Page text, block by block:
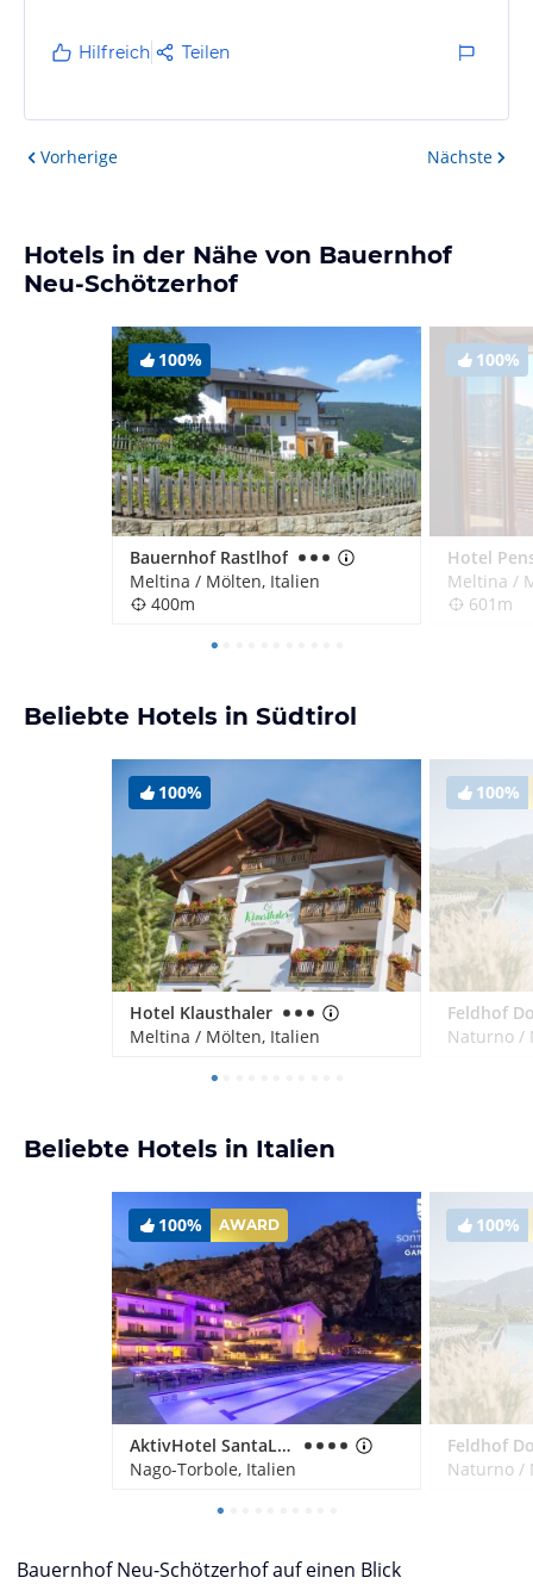
Hilfreich Teilen
Vorherige Nächste
Hotels in der Nähe von Bauernhof
Neu-Schötzerhof
100%
Bauernhof Rastlhof
Meltina / Mölten, Italien
400m
100%
Meltina /
601m
Beliebte Hotels in Südtirol
100%
Hotel Klausthaler
Meltina / Mölten, Italien
100%
Naturno /
Beliebte Hotels in Italien
100% AWARD
AktivHotel SantaLucia
Nago-Torbole, Italien
100%
Naturno /
Bauernhof Neu-Schötzerhof auf einen Blick